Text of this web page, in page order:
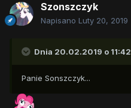
Szonszczyk
Napisano Luty 20, 2019
Dnia 20.02.2019 o
Panie Sonszczyk...